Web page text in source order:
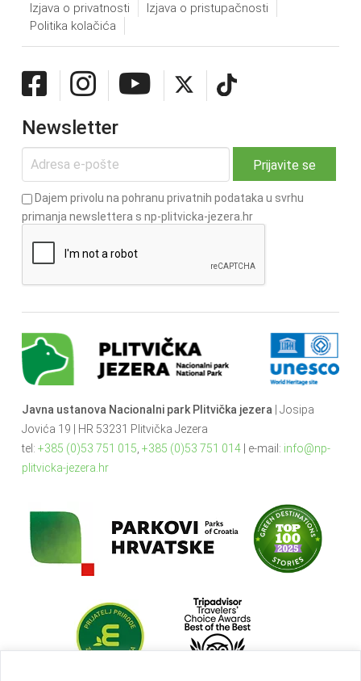
Izjava o privatnosti
Izjava o pristupačnosti
Politika kolačića
Newsletter
Dajem privolu na pohranu privatnih podataka u svrhu
primanja newslettera s np-plitvicka-jezera.hr
Javna ustanova Nacionalni park Plitvička jezera | Josipa
Jovića 19 | HR 53231 Plitvička Jezera
tel: +385 (0)53 751 015 +385 (0)53 751 014| e-mail: info@np-
plitvicka-jezera.hr